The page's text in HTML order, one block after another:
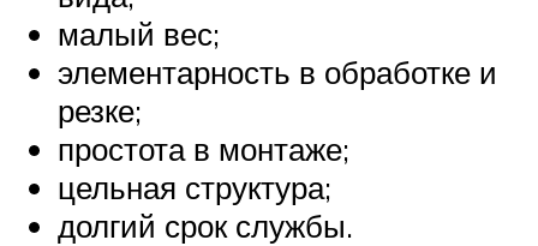
малый вес;
элементарность в обработке и
резке;
простота в монтаже;
цельная структура;
долгий срок службы.